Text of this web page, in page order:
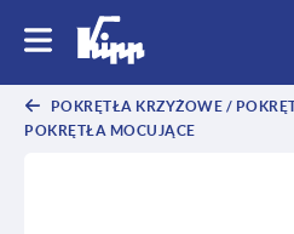
POKRĘTŁA KRZYŻOWE /
POKRĘTŁA MOCUJĄCE